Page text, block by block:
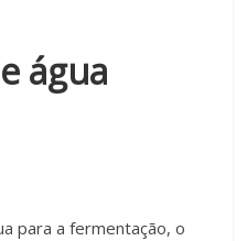
água
para a fermentação, o